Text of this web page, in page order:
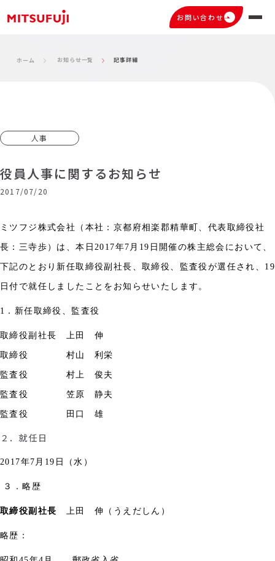
お問い合わせ
ホーム お知らせ一覧 記事詳細
人事
役員人事に関するお知らせ
2017/07/20
ミツフジ株式会社（本社：京都府相楽郡精華町、代表取締役社
長：三寺歩）は、本日 2017年7 月 19 日開催の株主総会において、
下記のとおり新任取締役副社長、取締役、監査役が選任され、 19
日付で就任しましたことをお知らせいたします。
1 ．新任取締役、監査役
取締役副社長 上田 伸
取締役 村山 利栄
監査役 村上 俊夫
監査役 笠原 静夫
監査役 田口 雄
２．就任日
2017年7 月 19 日（水）
３．略歴
取締役副社長 上田 伸（うえだしん）
略歴：